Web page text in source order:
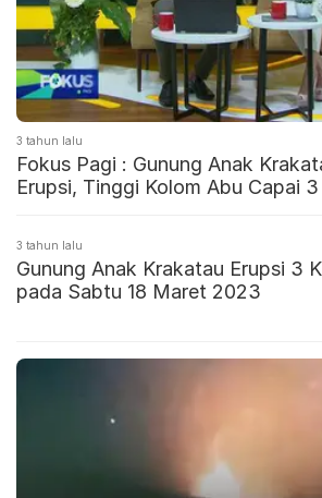
3 tahun lalu
Fokus Pagi : Gunung Anak
Erupsi, Tinggi Kolom Abu Capai
3 tahun lalu
Gunung Anak Krakatau Erupsi 3
pada Sabtu 18 Maret 2023